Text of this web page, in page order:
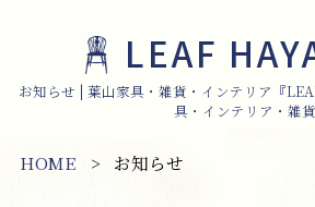
LEAF
お知らせ | 葉山家具・雑貨・インテリア『
具・インテリア・雑貨
HOME お知らせ